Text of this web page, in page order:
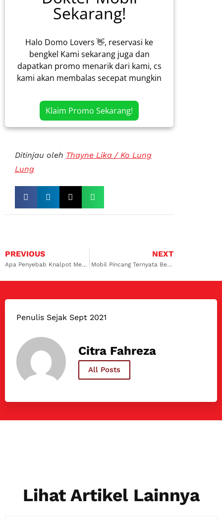
Sekarang!
Halo Domo Lovers 👋, reservasi ke
bengkel Kami sekarang juga dan
dapatkan promo menarik dari kami, cs
kami akan membalas secepat mungkin
Klaim Promo Sekarang!
Ditinjau oleh Thayne Lika / Ko Lung
Lung
PREVIOUS
Apa Penyebab Knalpot Mengeluarkan Asap Hitam Hingga Pekat?
NEXT
Mobil Pincang Ternyata Berbahaya Bila Dipaksa Berkendara
Penulis Sejak Sept 2021
Citra Fahreza
All Posts
Lihat Artikel Lainnya